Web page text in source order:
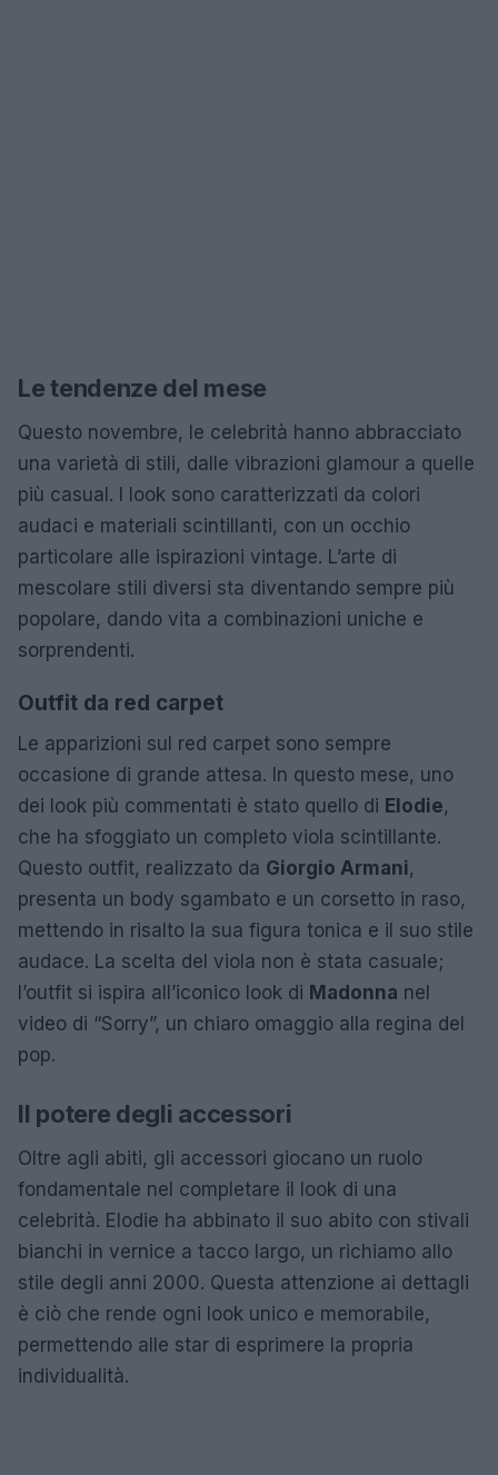
Le tendenze del mese
Questo novembre, le celebrità hanno abbracciato
una varietà di stili, dalle vibrazioni glamour a quelle
più casual. I look sono caratterizzati da colori
audaci e materiali scintillanti, con un occhio
particolare alle ispirazioni vintage. L’arte di
mescolare stili diversi sta diventando sempre più
popolare, dando vita a combinazioni uniche e
sorprendenti.
Outfit da red carpet
Le apparizioni sul red carpet sono sempre
occasione di grande attesa. In questo mese, uno
dei look più commentati è stato quello di Elodie,
che ha sfoggiato un completo viola scintillante.
Questo outfit, realizzato da Giorgio Armani,
presenta un body sgambato e un corsetto in raso,
mettendo in risalto la sua figura tonica e il suo stile
audace. La scelta del viola non è stata casuale;
l’outfit si ispira all’iconico look di Madonna nel
video di “Sorry”, un chiaro omaggio alla regina del
pop.
Il potere degli accessori
Oltre agli abiti, gli accessori giocano un ruolo
fondamentale nel completare il look di una
celebrità. Elodie ha abbinato il suo abito con stivali
bianchi in vernice a tacco largo, un richiamo allo
stile degli anni 2000. Questa attenzione ai dettagli
è ciò che rende ogni look unico e memorabile,
permettendo alle star di esprimere la propria
individualità.